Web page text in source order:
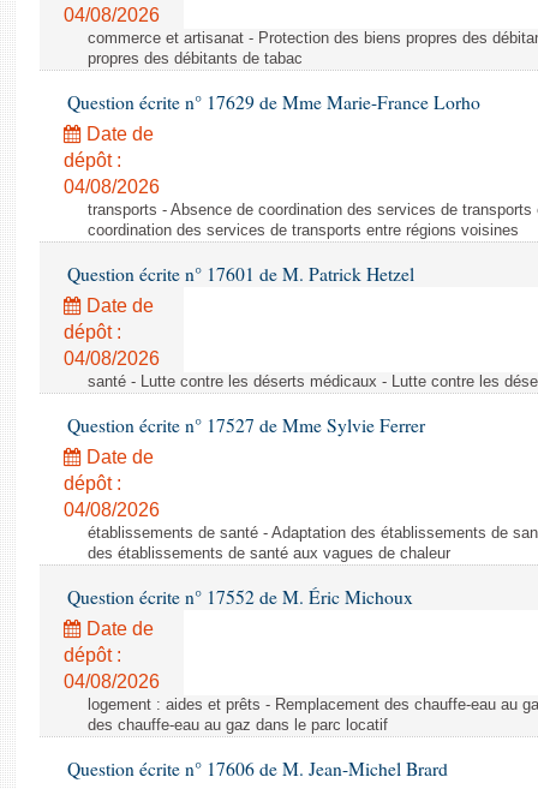
04/08/2026
commerce et artisanat - Protection des biens propres des
propres des débitants de tabac
Question écrite n° 17629 de Mme Marie-France Lorho
Date de
dépôt :
04/08/2026
transports - Absence de coordination des services de
coordination des services de transports entre régions voisines
Question écrite n° 17601 de M. Patrick Hetzel
Date de
dépôt :
04/08/2026
santé - Lutte contre les déserts médicaux - Lutte contre les
Question écrite n° 17527 de Mme Sylvie Ferrer
Date de
dépôt :
04/08/2026
établissements de santé - Adaptation des établissements de
des établissements de santé aux vagues de chaleur
Question écrite n° 17552 de M. Éric Michoux
Date de
dépôt :
04/08/2026
logement : aides et prêts - Remplacement des chauffe-eau au
des chauffe-eau au gaz dans le parc locatif
Question écrite n° 17606 de M. Jean-Michel Brard